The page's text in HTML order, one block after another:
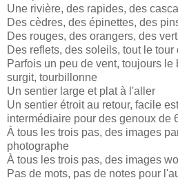
Une rivière, des rapides, des
Des cèdres, des épinettes, des
Des rouges, des orangers, des
Des reflets, des soleils, tout le
Parfois un peu de vent, toujours
surgit, tourbillonne
Un sentier large et plat à l'aller
Un sentier étroit au retour, facile
intermédiaire pour des genoux de
À tous les trois pas, des images
photographe
À tous les trois pas, des images
Pas de mots, pas de notes pour